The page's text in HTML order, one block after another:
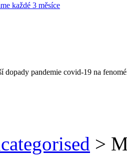
každé 3 měsíce
dopady pandemie covid-19 na
>